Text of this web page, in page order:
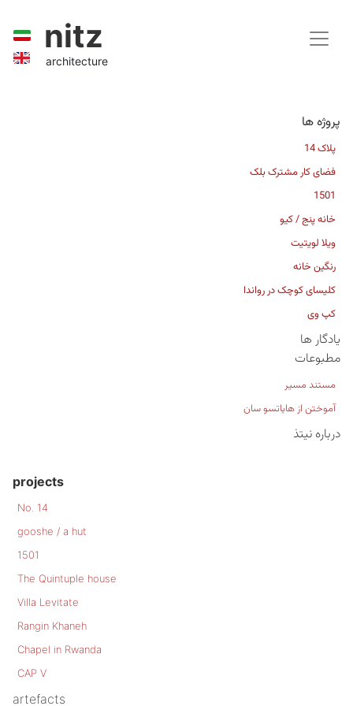
nitz
architecture
projects
No. 14
gooshe / a hut
1501
The Quintuple house
Villa Levitate
Rangin Khaneh
Chapel in Rwanda
CAP V
artefacts
پروژه ها
پلاک 14
فضای کار مشترک بلک
1501
خانه پنج / کیو
ویلا لویتیت
رنگین خانه
کلیسای کوچک در رواندا
کپ وی
یادگار ها
مطبوعات
مستند مسیر
آموختن از هایاتسو سان
درباره نیتذ